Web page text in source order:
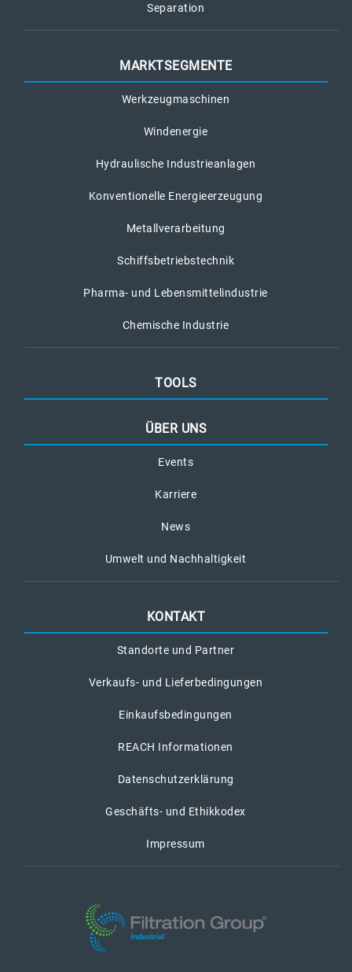
Separation
MARKTSEGMENTE
Werkzeugmaschinen
Windenergie
Hydraulische Industrieanlagen
Konventionelle Energieerzeugung
Metallverarbeitung
Schiffsbetriebstechnik
Pharma- und Lebensmittelindustrie
Chemische Industrie
TOOLS
ÜBER UNS
Events
Karriere
News
Umwelt und Nachhaltigkeit
KONTAKT
Standorte und Partner
Verkaufs- und Lieferbedingungen
Einkaufsbedingungen
REACH Informationen
Datenschutzerklärung
Geschäfts- und Ethikkodex
Impressum